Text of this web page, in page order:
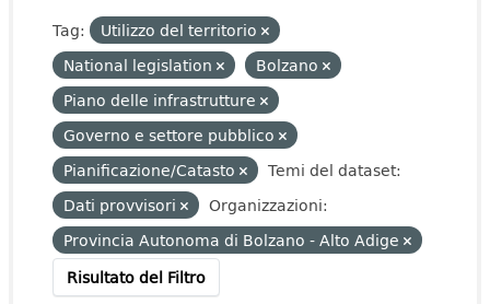
Tag:
Utilizzo del territorio
National legislation
Bolzano
Piano delle infrastrutture
Governo e settore pubblico
Pianificazione/Catasto
Temi del dataset:
Dati provvisori
Organizzazioni:
Provincia Autonoma di Bolzano - Alto Adige
Risultato del Filtro